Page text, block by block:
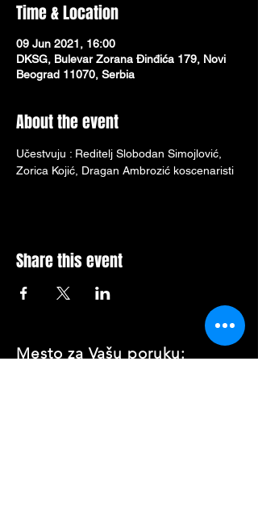
Time & Location
09 Jun 2021, 16:00
DKSG, Bulevar Zorana Đinđića 179, Novi
Beograd 11070, Serbia
About the event
Učestvuju : Reditelj Slobodan Simojlović,
Zorica Kojić, Dragan Ambrozić koscenaristi
Share this event
Mesto za Vašu poruku: